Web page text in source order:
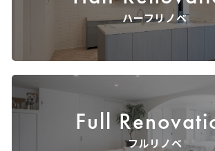
ハーフリノベ
Full
フルリノベ